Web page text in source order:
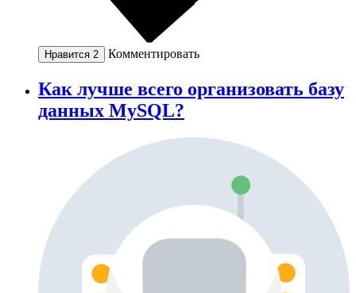
Нравится 2 Комментировать
Как лучше всего организовать базу
данных MySQL?